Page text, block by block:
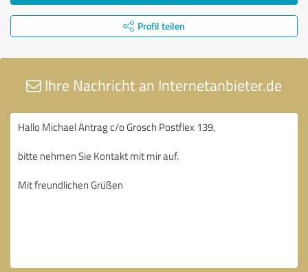
Profil teilen
Ihre Nachricht an Internetanbieter.de